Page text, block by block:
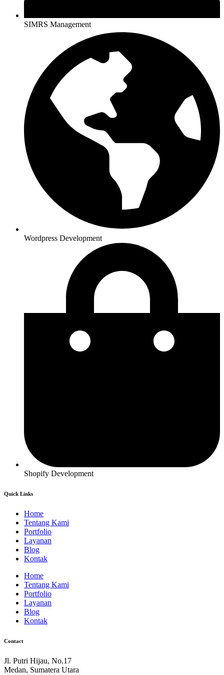
SIMRS Management
Wordpress Development
Shopify Development
Quick Links
Home
Tentang Kami
Portfolio
Layanan
Blog
Kontak
Home
Tentang Kami
Portfolio
Layanan
Blog
Kontak
Contact
Jl. Putri Hijau, No.17
Medan, Sumatera Utara